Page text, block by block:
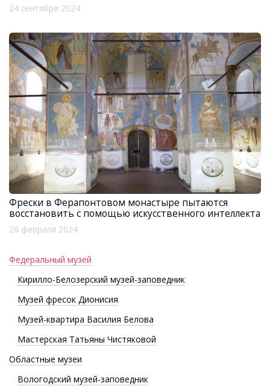
24 сентября 2024
Фрески в Ферапонтовом монастыре пытаются
восстановить с помощью искусственного интеллекта
26 февраля 2024
Федеральный музей
Кирилло-Белозерский музей-заповедник
Музей фресок Дионисия
Музей-квартира Василия Белова
Мастерская Татьяны Чистяковой
Областные музеи
Вологодский музей-заповедник